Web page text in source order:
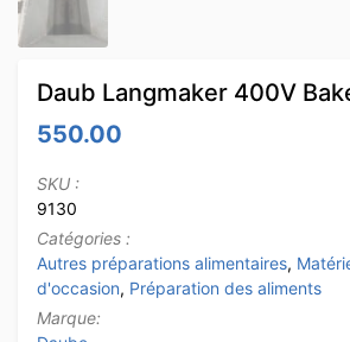
Daub Langmaker 400V
550.00
SKU :
9130
Catégories :
Autres préparations alimentaires,
d'occasion, Préparation des aliments
Marque: